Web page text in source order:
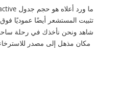
تثبيت المستشعر أيضًا عموديًا
شاهد ونحن نأخذك في رحلة
مكان مذهل إلى مصدر